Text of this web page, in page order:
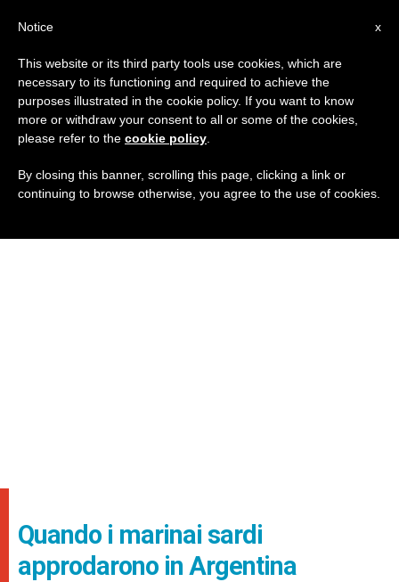
Quando i marinai sardi
approdarono in Argentina
x
Notice
This website or its third party tools use cookies, which are
necessary to its functioning and required to achieve the
purposes illustrated in the cookie policy. If you want to know
more or withdraw your consent to all or some of the cookies,
please refer to the cookie policy
By closing this banner, scrolling this page, clicking a link or
continuing to browse otherwise, you agree to the use of cookies.